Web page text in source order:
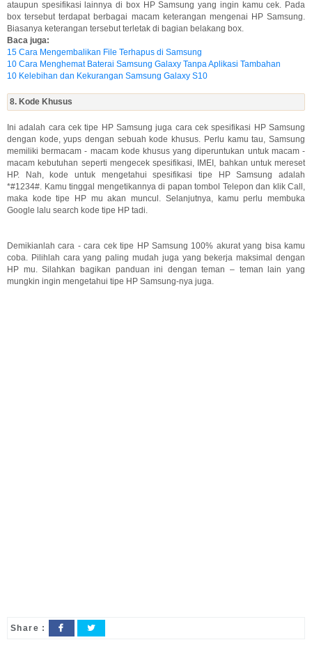
ataupun spesifikasi lainnya di box HP Samsung yang ingin kamu cek. Pada
box tersebut terdapat berbagai macam keterangan mengenai HP Samsung.
Biasanya keterangan tersebut terletak di bagian belakang box.
Baca juga:
15 Cara Mengembalikan File Terhapus di Samsung
10 Cara Menghemat Baterai Samsung Galaxy Tanpa Aplikasi Tambahan
10 Kelebihan dan Kekurangan Samsung Galaxy S10
8. Kode Khusus
Ini adalah cara cek tipe HP Samsung juga cara cek spesifikasi HP Samsung
dengan kode, yups dengan sebuah kode khusus. Perlu kamu tau, Samsung
memiliki bermacam - macam kode khusus yang diperuntukan untuk macam -
macam kebutuhan seperti mengecek spesifikasi, IMEI, bahkan untuk mereset
HP. Nah, kode untuk mengetahui spesifikasi tipe HP Samsung adalah
*#1234#. Kamu tinggal mengetikannya di papan tombol Telepon dan klik Call,
maka kode tipe HP mu akan muncul. Selanjutnya, kamu perlu membuka
Google lalu search kode tipe HP tadi.
Demikianlah cara - cara cek tipe HP Samsung 100% akurat yang bisa kamu
coba. Pilihlah cara yang paling mudah juga yang bekerja maksimal dengan
HP mu. Silahkan bagikan panduan ini dengan teman – teman lain yang
mungkin ingin mengetahui tipe HP Samsung-nya juga.
Share :